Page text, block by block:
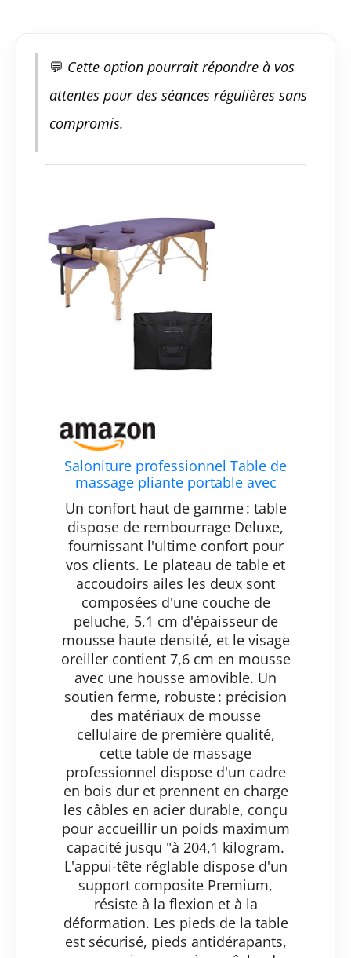
💬 Cette option pourrait répondre à vos
attentes pour des séances régulières sans
compromis.
Saloniture professionnel Table de
massage pliante portable avec
housse de transport – Plusieurs
coloris disponibles
Un confort haut de gamme : table
dispose de rembourrage Deluxe,
fournissant l'ultime confort pour
vos clients. Le plateau de table et
accoudoirs ailes les deux sont
composées d'une couche de
peluche, 5,1 cm d'épaisseur de
mousse haute densité, et le visage
oreiller contient 7,6 cm en mousse
avec une housse amovible. Un
soutien ferme, robuste : précision
des matériaux de mousse
cellulaire de première qualité,
cette table de massage
professionnel dispose d'un cadre
en bois dur et prennent en charge
les câbles en acier durable, conçu
pour accueillir un poids maximum
capacité jusqu "à 204,1 kilogram.
L'appui-tête réglable dispose d'un
support composite Premium,
résiste à la flexion et à la
déformation. Les pieds de la table
est sécurisé, pieds antidérapants,